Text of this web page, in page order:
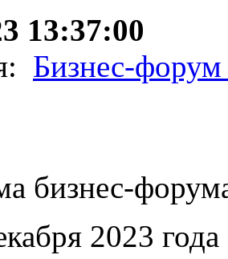
13:37:00
Бизнес-
бизнес-
2023 года